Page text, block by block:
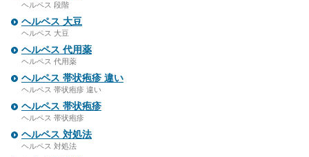
ヘルペス 段階
ヘルペス 大豆
ヘルペス 大豆
ヘルペス 代用薬
ヘルペス 代用薬
ヘルペス 帯状疱疹 違い
ヘルペス 帯状疱疹 違い
ヘルペス 帯状疱疹
ヘルペス 帯状疱疹
ヘルペス 対処法
ヘルペス 対処法